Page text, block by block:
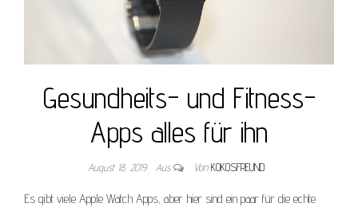
Gesundheits- und Fitness-
Apps alles für ihn
August 18, 2019 Aus Von KOKOSFREUND
Es gibt viele Apple Watch Apps, aber hier sind ein paar für die echte